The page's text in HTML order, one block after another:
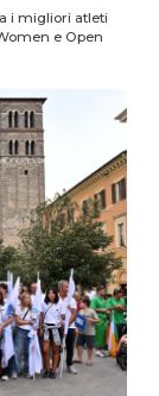
i migliori atleti
e Open